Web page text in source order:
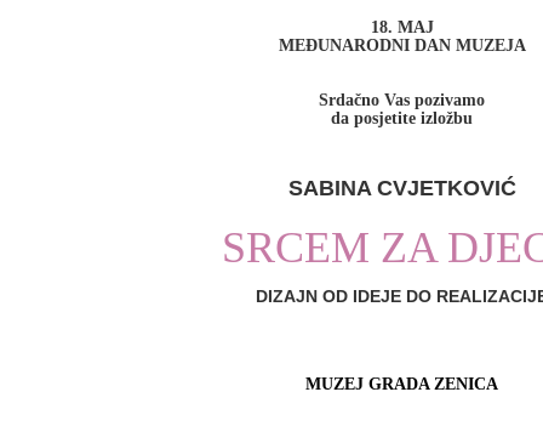
18. MAJ
MEĐUNARODNI DAN MUZEJA
Srdačno Vas pozivamo
da posjetite izložbu
SABINA CVJETKOVIĆ
SRCEM ZA
DIZAJN OD IDEJE DO
MUZEJ GRADA ZENICA